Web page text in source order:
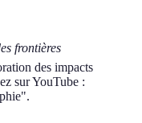
frontières
des impacts
sur YouTube :